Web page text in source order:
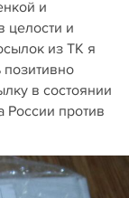
и
целости и
из ТК я
в состоянии
России против